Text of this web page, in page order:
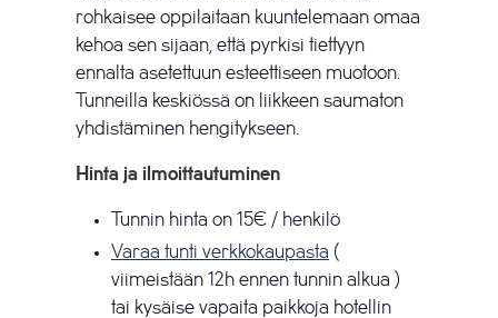
rohkaisee oppilaitaan kuuntelemaan omaa
kehoa sen sijaan, että pyrkisi tiettyyn
ennalta asetettuun esteettiseen muotoon.
Tunneilla keskiössä on liikkeen saumaton
yhdistäminen hengitykseen.
Hinta ja ilmoittautuminen
Tunnin hinta on 15€ / henkilö
Varaa tunti verkkokaupasta (
viimeistään 12h ennen tunnin alkua )
tai kysäise vapaita paikkoja hotellin